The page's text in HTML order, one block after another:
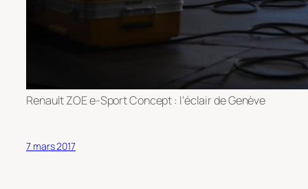
Renault ZOE e-Sport Concept : l’éclair de Genève
7 mars 2017